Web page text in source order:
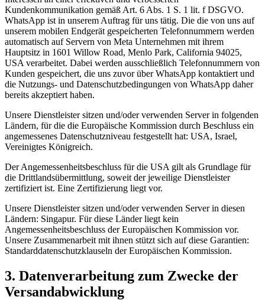
Kundenkommunikation gemäß Art. 6 Abs. 1 S. 1 lit. f DSGVO.
WhatsApp ist in unserem Auftrag für uns tätig. Die die von uns auf
unserem mobilen Endgerät gespeicherten Telefonnummern werden
automatisch auf Servern von Meta Unternehmen mit ihrem
Hauptsitz in 1601 Willow Road, Menlo Park, California 94025,
USA verarbeitet. Dabei werden ausschließlich Telefonnummern von
Kunden gespeichert, die uns zuvor über WhatsApp kontaktiert und
die Nutzungs- und Datenschutzbedingungen von WhatsApp daher
bereits akzeptiert haben.
Unsere Dienstleister sitzen und/oder verwenden Server in folgenden
Ländern, für die die Europäische Kommission durch Beschluss ein
angemessenes Datenschutzniveau festgestellt hat: USA, Israel,
Vereinigtes Königreich.
Der Angemessenheitsbeschluss für die USA gilt als Grundlage für
die Drittlandsübermittlung, soweit der jeweilige Dienstleister
zertifiziert ist. Eine Zertifizierung liegt vor.
Unsere Dienstleister sitzen und/oder verwenden Server in diesen
Ländern: Singapur. Für diese Länder liegt kein
Angemessenheitsbeschluss der Europäischen Kommission vor.
Unsere Zusammenarbeit mit ihnen stützt sich auf diese Garantien:
Standarddatenschutzklauseln der Europäischen Kommission.
3. Datenverarbeitung zum Zwecke der
Versandabwicklung